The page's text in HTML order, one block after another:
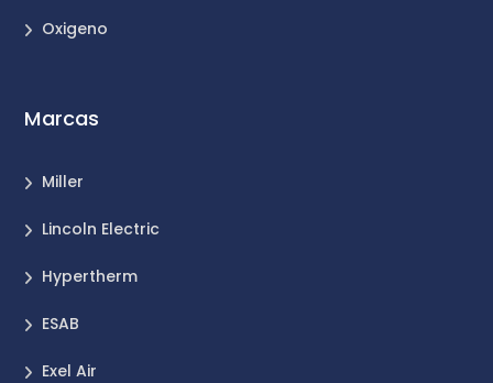
Oxigeno
Marcas
Miller
Lincoln Electric
Hypertherm
ESAB
Exel Air